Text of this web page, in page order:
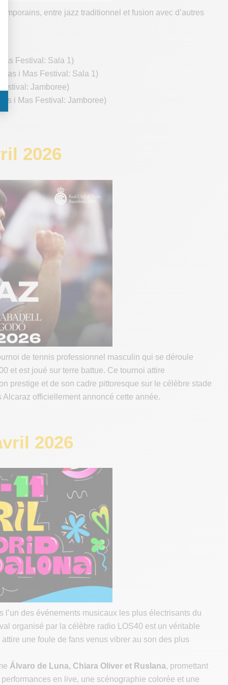
entre jazz traditionnel et fusion avec d’autres
Festival: Sala 1)
i Mas Festival: Sala 1)
Jamboree)
i Mas Festival: Jamboree)
2026
de tennis professionnel masculin qui se déroule
et est joué sur terre battue. Ce tournoi attire
prestige et de son cadre pittoresque sur le célèbre stade
officiellement annoncé cette année.
2026
l’un des événements musicaux les plus électrisants du
organisé par la célèbre radio LOS40 est un véritable
une foule de fans venus vibrer au son des plus
Álvaro de Luna, Chiara Oliver et Ruslana, promettant
en live, une scénographie colorée et une